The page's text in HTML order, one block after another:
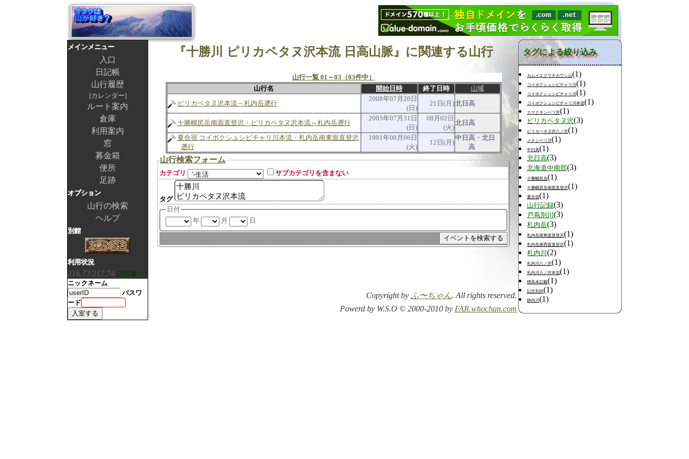
『十勝川 ピリカペタヌ沢本流 日高山脈』に関連する山行
山行一覧 01～03（03件中）
山行名
開始日時 終了日時
山域
ピリカペタヌ沢本流～札内岳遡行
2008年07月20日
(日)
21日(月)北日高
十勝幌尻岳南面直登沢・ピリカペタヌ沢本流～札内岳遡行
2005年07月31日
(日)
08月02日
(火)
北日高
夏合宿 コイボクシュシビチャリ川本流・札内岳南東面直登沢
遡行
1991年08月06日
(火)
12日(月)
中日高・北日
高
山行検索フォーム
カテゴリ サブカテゴリを含まない
タグ
日付
年
月 日
タグによる絞り込み
カムイエクウチカウシ山(1)
コイボクシュシビチャリ川 (1)
コイボクシュシビチャリ川 (1)
コイボクシュシビチャリ川本流(1)
スマクネンベツ沢(1)
ピリカペタヌ沢(3)
ピリカペタヌ沢八ノ沢(1)
メナシベツ川 (1)
中日高(1)
北日高(3)
北海道中南部(3)
十勝幌尻岳(1)
十勝幌尻岳南面直登沢(1)
夏合宿(1)
山行記録(3)
戸蔦別川 (3)
札内岳(3)
札内岳南東面直登沢(1)
札内岳南西面直登沢(1)
札内川 (2)
札内川八ノ沢(1)
札内川八ノ沢本流(1)
標高未記載(1)
記念別沢(1)
静内川 (1)
メインメニュー
入口
日記帳
山行履歴
カレンダー
ルート案内
倉庫
利用案内
窓
募金箱
便所
足跡
オプション
山行の検索
ヘルプ
別館
利用状況
216.73.217.74 訪問者
ニックネーム
パスワ
ード
Copyright by ふ〜ちゃん. All rights reserved.
Powerd by W.S.O © 2000-2010 by FAR.whochan.com